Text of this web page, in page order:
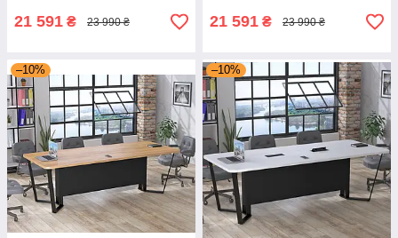
21 591 ₴ 23 990 ₴ 21 591 ₴ 23 990 ₴
–10% –10%